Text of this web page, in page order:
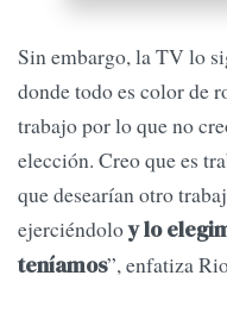
Sin embargo, la TV lo
donde todo es color de
trabajo por lo que no
elección. Creo que es
que desearían otro
ejerciéndoloy lo
teníamos”, enfatiza